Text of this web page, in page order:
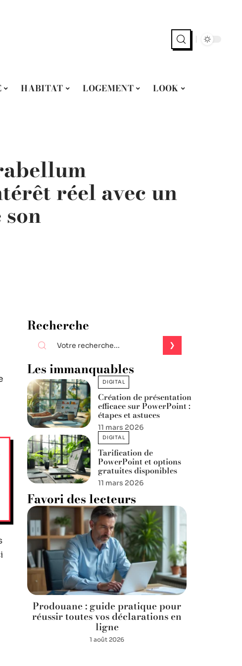
HABITAT LOGEMENT
LOOK
réel avec un
Recherche
Les immanquables
DIGITAL
Création de présentation
efficace sur PowerPoint :
étapes et astuces
11 mars 2026
DIGITAL
Tarification de
PowerPoint et options
gratuites disponibles
11 mars 2026
Favori des lecteurs
Prodouane : guide pratique pour
réussir toutes vos déclarations en
ligne
1 août 2026